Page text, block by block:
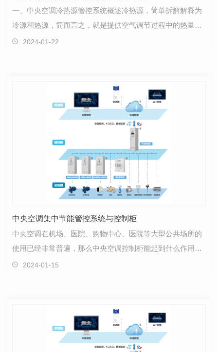
一、中央空调冷热源管控系统概述冷热源，简单拆解解释为
冷源和热源，简而言之，就是提供空气调节过程中的热量和
冷量。在中央空调冷热源系统中，分由冷却水系统、冷…
2024-01-22
中央空调集中节能管控系统与控制柜
中央空调在机场、医院、购物中心、医院等大型公共场所的
使用已经非常普遍，那么中央空调控制柜能起到什么作用
呢？是如何工作？ 亚川小编简单地介绍一下中央空调…
2024-01-15